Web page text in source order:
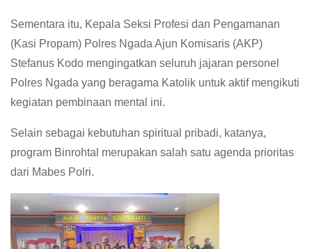
Sementara itu, Kepala Seksi Profesi dan Pengamanan
(Kasi Propam) Polres Ngada Ajun Komisaris (AKP)
Stefanus Kodo mengingatkan seluruh jajaran personel
Polres Ngada yang beragama Katolik untuk aktif mengikuti
kegiatan pembinaan mental ini.
Selain sebagai kebutuhan spiritual pribadi, katanya,
program Binrohtal merupakan salah satu agenda prioritas
dari Mabes Polri.